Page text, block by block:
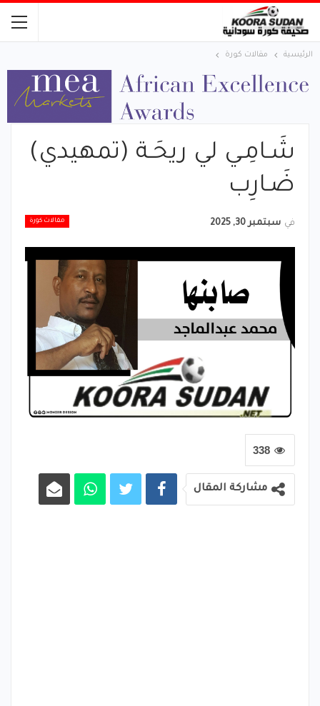
الرئيسية مقالات كورة
شَـامِـي لي ريحَـة (تمهيدي)
ضَـارِب
مقالات كورة في سبتمبر 30, 2025
338
مشاركة المقال